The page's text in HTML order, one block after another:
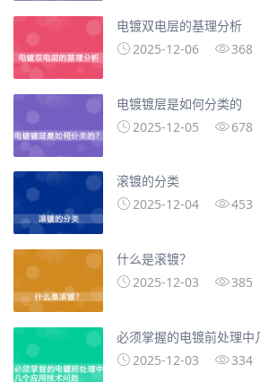
电镀双电层的基理分析
2025-12-06
368
电镀镀层是如何分类的
2025-12-05
678
滚镀的分类
2025-12-04
453
什么是滚镀？
2025-12-03
385
必须掌握的电镀前处理中
2025-12-03
334